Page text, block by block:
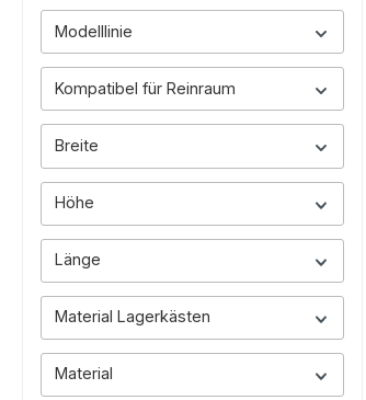
Modelllinie
Kompatibel für Reinraum
Breite
Höhe
Länge
Material Lagerkästen
Material